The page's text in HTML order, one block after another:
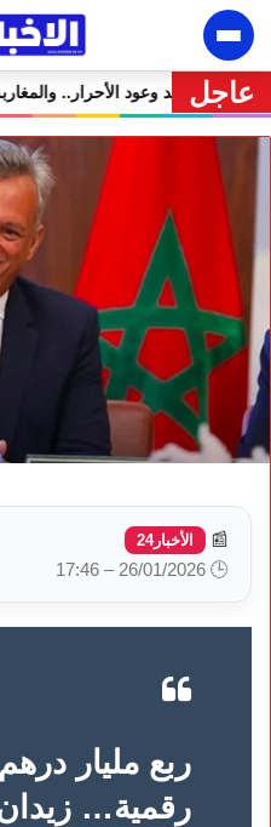
عاجل
المتهمين في حالة سراح🔥 شوكي يعيد
📰 الأخبار24
🕒 26/01/2026 – 17:46
ربع مليار
رقمية…